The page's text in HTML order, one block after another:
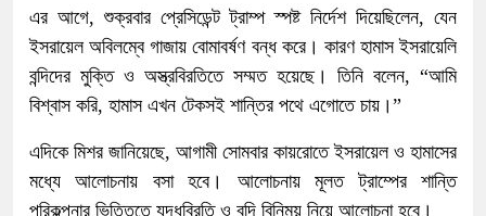
এর আগে, শুক্রবার প্রেসিডেন্ট ট্রাম্প স্পষ্ট নির্দেশ দিয়েছিলেন, যেন
ইসরায়েল অবিলম্বে গাজায় বোমাবর্ষণ বন্ধ করে। কারণ হামাস ইসরায়েলি
বন্দিদের মুক্তি ও অস্ত্রবিরতিতে সম্মত হয়েছে। তিনি বলেন, “আমি
বিশ্বাস করি, হামাস এখন টেকসই শান্তির পথে এগোতে চায়।”
এদিকে মিশর জানিয়েছে, আগামী সোমবার কায়রোতে ইসরায়েল ও হামাসের
মধ্যে আলোচনায় বসা হবে। আলোচনায় মূলত ট্রাম্পের শান্তি
পরিকল্পনার ভিত্তিতে যুদ্ধবিরতি ও বন্দি বিনিময় নিয়ে আলোচনা হবে।